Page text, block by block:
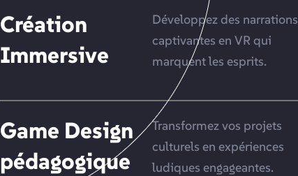
Création
Immersive
Développez des narrations
captivantes en VR qui
marquent les esprits.
Game Design
pédagogique
Transformez vos projets
culturels en expériences
ludiques engageantes.